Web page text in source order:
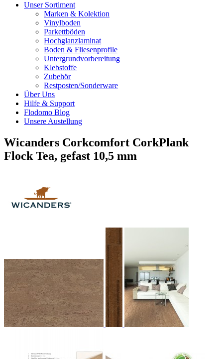
Unser Sortiment
Marken & Kolektion
Vinylboden
Parkettböden
Hochglanzlaminat
Boden & Fliesenprofile
Untergrundvorbereitung
Klebstoffe
Zubehör
Restposten/Sonderware
Über Uns
Hilfe & Support
Flodomo Blog
Unsere Austellung
Wicanders Corkcomfort CorkPlank
Flock Tea, gefast 10,5 mm